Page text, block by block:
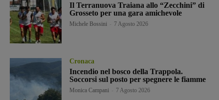
Il Terranuova Traiana allo “Zecchini” di
Grosseto per una gara amichevole
Michele Bossini 7 Agosto 2026
Cronaca
Incendio nel bosco della Trappola.
Soccorsi sul posto per spegnere le fiamme
Monica Campani 7 Agosto 2026